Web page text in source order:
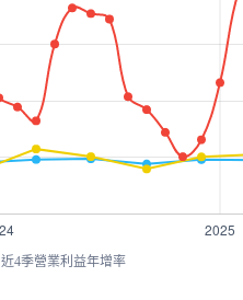
近4季營業利益年增率